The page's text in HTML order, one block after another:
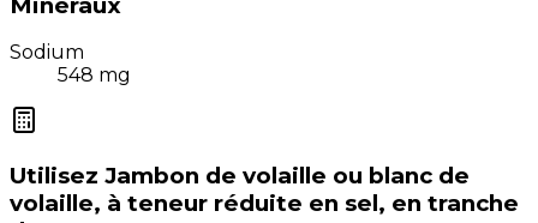
Sodium
548 mg
Utilisez Jambon de volaille ou blanc de
volaille, à teneur réduite en sel, en tranche